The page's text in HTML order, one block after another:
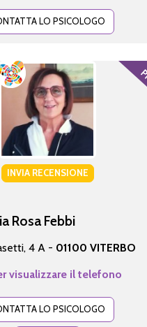
LO PSICOLOGO
INVIA RECENSIONE
Rosa Febbi
4 A - 01100 VITERBO
visualizzare il telefono
LO PSICOLOGO